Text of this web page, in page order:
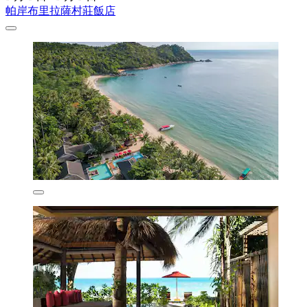
帕岸布里拉薩村莊飯店